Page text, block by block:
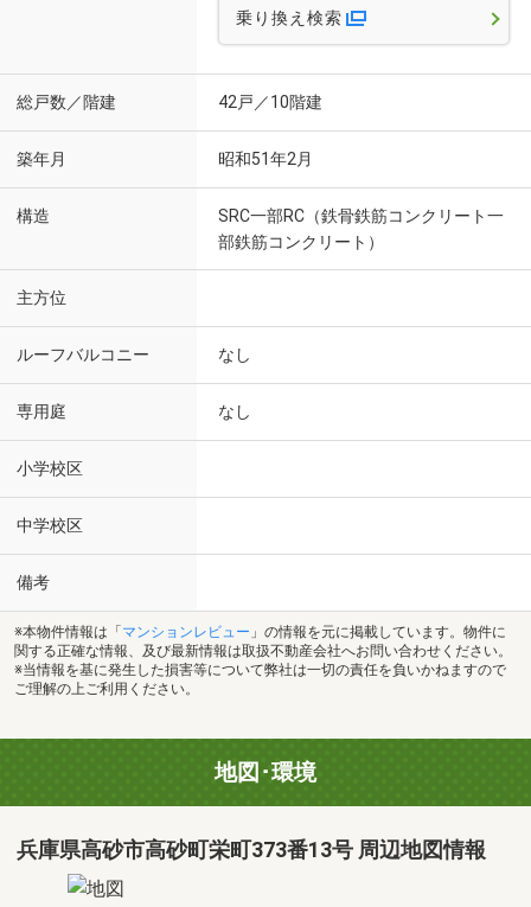
乗り換え検索
総戸数／階建 42戸／10階建
築年月 昭和51年2月
構造
SRC一部RC（鉄骨鉄筋コンクリート一
部鉄筋コンクリート）
主方位
ルーフバルコニー なし
専用庭 なし
小学校区
中学校区
備考
※本物件情報は「 マンションレビュー 」の情報を元に掲載しています。物件に
関する正確な情報、及び最新情報は取扱不動産会社へお問い合わせください。
※当情報を基に発生した損害等について弊社は一切の責任を負いかねますので
ご理解の上ご利用ください。
地図･環境
兵庫県高砂市高砂町栄町373番13号 周辺地図情報